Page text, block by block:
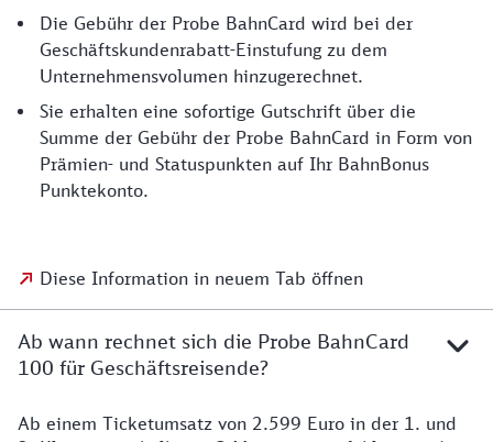
Die Gebühr der Probe BahnCard wird bei der
Geschäftskundenrabatt-Einstufung zu dem
Unternehmensvolumen hinzugerechnet.
Sie erhalten eine sofortige Gutschrift über die
Summe der Gebühr der Probe BahnCard in Form von
Prämien- und Statuspunkten auf Ihr BahnBonus
Punktekonto.
Diese Information in neuem Tab öffnen
Ab wann rechnet sich die Probe BahnCard
100 für Geschäftsreisende?
Ab einem Ticketumsatz von 2.599 Euro in der 1. und